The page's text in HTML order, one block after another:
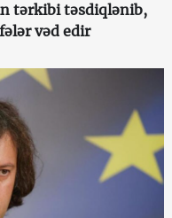
tərkibi təsdiqlənib,
vəd edir